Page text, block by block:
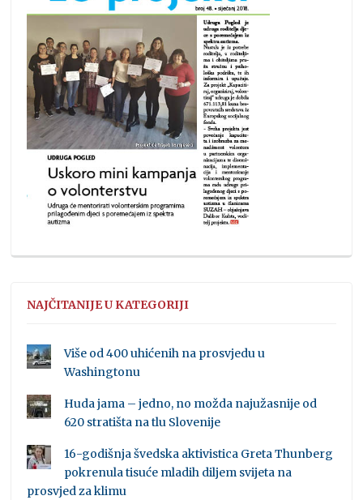
NAJČITANIJE U KATEGORIJI
Više od 400 uhićenih na prosvjedu u
Washingtonu
Huda jama – jedno, no možda najužasnije od
620 stratišta na tlu Slovenije
16-godišnja švedska aktivistica Greta Thunberg
pokrenula tisuće mladih diljem svijeta na
prosvjed za klimu